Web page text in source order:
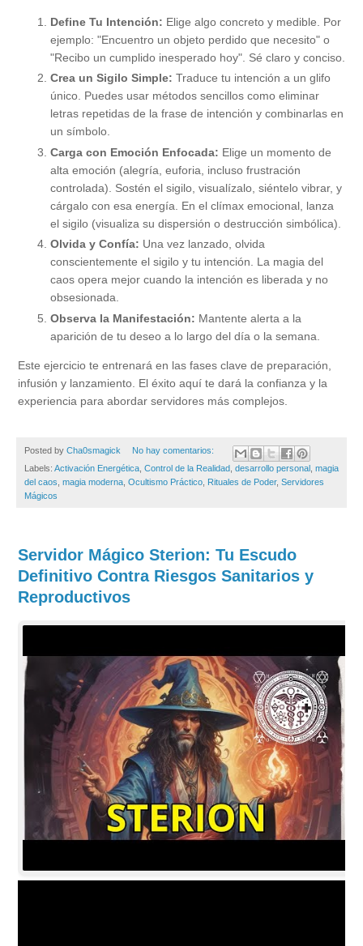
Define Tu Intención: Elige algo concreto y medible. Por
ejemplo: "Encuentro un objeto perdido que necesito" o
"Recibo un cumplido inesperado hoy". Sé claro y conciso.
Crea un Sigilo Simple: Traduce tu intención a un glifo
único. Puedes usar métodos sencillos como eliminar
letras repetidas de la frase de intención y combinarlas en
un símbolo.
Carga con Emoción Enfocada: Elige un momento de
alta emoción (alegría, euforia, incluso frustración
controlada). Sostén el sigilo, visualízalo, siéntelo vibrar, y
cárgalo con esa energía. En el clímax emocional, lanza
el sigilo (visualiza su dispersión o destrucción simbólica).
Olvida y Confía: Una vez lanzado, olvida
conscientemente el sigilo y tu intención. La magia del
caos opera mejor cuando la intención es liberada y no
obsesionada.
Observa la Manifestación: Mantente alerta a la
aparición de tu deseo a lo largo del día o la semana.
Este ejercicio te entrenará en las fases clave de preparación,
infusión y lanzamiento. El éxito aquí te dará la confianza y la
experiencia para abordar servidores más complejos.
Posted by Cha0smagick
No hay comentarios:
Labels: Activación Energética Control de la Realidad desarrollo personal magia
del caos magia moderna Ocultismo Práctico Rituales de Poder, Servidores
Mágicos
Servidor Mágico Sterion: Tu Escudo
Definitivo Contra Riesgos Sanitarios y
Reproductivos